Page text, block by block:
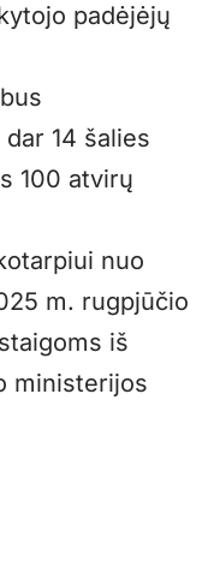
padėjėjų
14 šalies
100 atvirų
nuo
m. rugpjūčio
iš
ministerijos